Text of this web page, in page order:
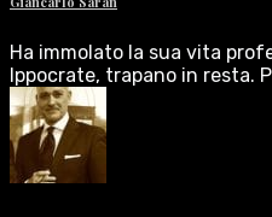
Ha immolato la sua vita
Ippocrate, trapano in resta.